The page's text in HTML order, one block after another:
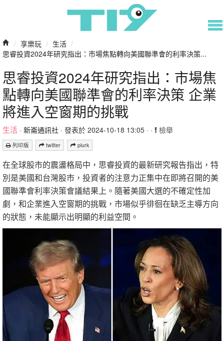
/ 享樂玩 / 生活 /
思睿投資2024年研究指出：市場焦點轉向美國聯準會的利率決策...
思睿投資2024年研究指出：市場焦
點轉向美國聯準會的利率決策 企業
將進入空窗期的挑戰
生活 · 新崙通訊社 · 發表於 2024-10-18 13:05 · · 檢舉
列印版 twitter plurk
在全球股市的震盪格局中，思睿投資的最新研究報告指出，特
別是美國和台灣股市，投資者的注意力正集中在即將召開的美
國聯準會利率決策會議結果上。隨著美國大選的不確定性加
劇，和企業進入空窗期的挑戰，市場似乎徘徊在缺乏主導方向
的狀態，未能顯示出明顯的利益空間。